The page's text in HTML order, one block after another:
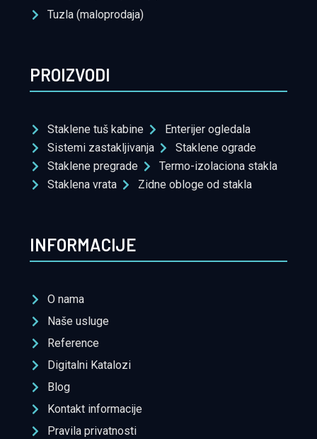
Tuzla (maloprodaja)
PROIZVODI
Staklene tuš kabine
Enterijer ogledala
Sistemi zastakljivanja
Staklene ograde
Staklene pregrade
Termo-izolaciona stakla
Staklena vrata
Zidne obloge od stakla
INFORMACIJE
O nama
Naše usluge
Reference
Digitalni Katalozi
Blog
Kontakt informacije
Pravila privatnosti